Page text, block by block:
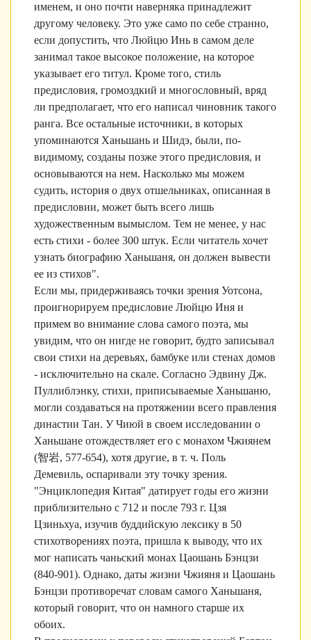
именем, и оно почти наверняка принадлежит
другому человеку. Это уже само по себе странно,
если допустить, что Люйцю Инь в самом деле
занимал такое высокое положение, на которое
указывает его титул. Кроме того, стиль
предисловия, громоздкий и многословный, вряд
ли предполагает, что его написал чиновник такого
ранга. Все остальные источники, в которых
упоминаются Ханьшань и Шидэ, были, по-
видимому, созданы позже этого предисловия, и
основываются на нем. Насколько мы можем
судить, история о двух отшельниках, описанная в
предисловии, может быть всего лишь
художественным вымыслом. Тем не менее, у нас
есть стихи - более 300 штук. Если читатель хочет
узнать биографию Ханьшаня, он должен вывести
ее из стихов".
Если мы, придерживаясь точки зрения Уотсона,
проигнорируем предисловие Люйцю Иня и
примем во внимание слова самого поэта, мы
увидим, что он нигде не говорит, будто записывал
свои стихи на деревьях, бамбуке или стенах домов
- исключительно на скале. Согласно Эдвину Дж.
Пуллиблэнку, стихи, приписываемые Ханьшаню,
могли создаваться на протяжении всего правления
династии Тан. У Чиюй в своем исследовании о
Ханьшане отождествляет его с монахом Чжиянем
(智岩, 577-654), хотя другие, в т. ч. Поль
Демевиль, оспаривали эту точку зрения.
"Энциклопедия Китая" датирует годы его жизни
приблизительно с 712 и после 793 г. Цзя
Цзиньхуа, изучив буддийскую лексику в 50
стихотворениях поэта, пришла к выводу, что их
мог написать чаньский монах Цаошань Бэнцзи
(840-901). Однако, даты жизни Чжияня и Цаошань
Бэнцзи противоречат словам самого Ханьшаня,
который говорит, что он намного старше их
обоих.